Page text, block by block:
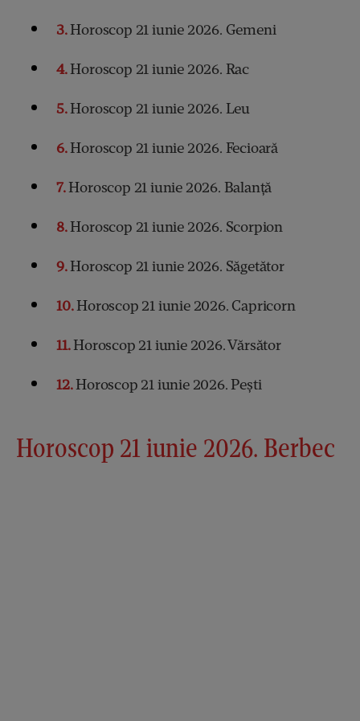
3Horoscop 21 iunie 2026. Gemeni
4Horoscop 21 iunie 2026. Rac
5Horoscop 21 iunie 2026. Leu
6Horoscop 21 iunie 2026. Fecioară
7Horoscop 21 iunie 2026. Balanță
8Horoscop 21 iunie 2026. Scorpion
9Horoscop 21 iunie 2026. Săgetător
10Horoscop 21 iunie 2026. Capricorn
11Horoscop 21 iunie 2026. Vărsător
12Horoscop 21 iunie 2026. Pești
Horoscop 21 iunie 2026. Berbec